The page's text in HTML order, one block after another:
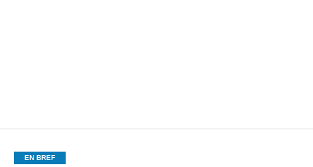
EN BREF